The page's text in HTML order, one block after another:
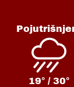
19° / 30°